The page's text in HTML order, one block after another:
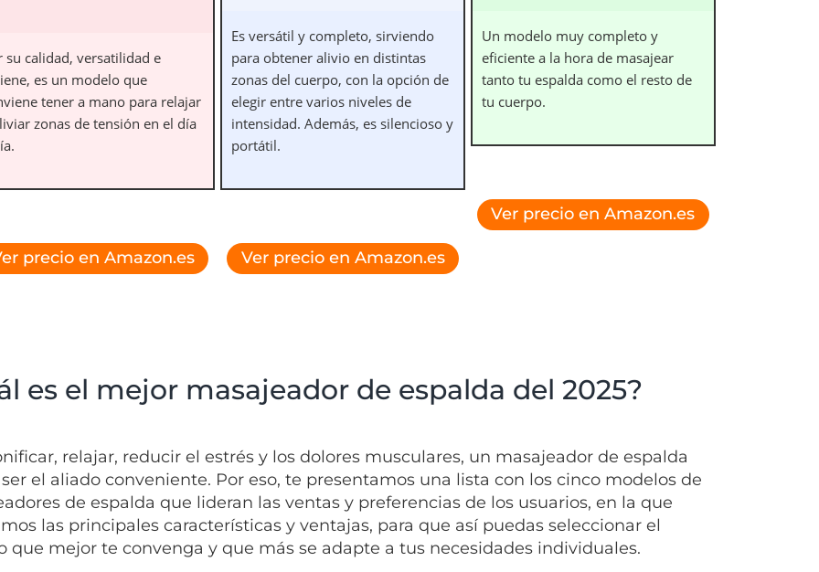
su calidad, versatilidad e
es un modelo que
tener a mano para relajar
zonas de tensión en el día
precio en Amazon.es
Es versátil y completo, sirviendo
para obtener alivio en distintas
zonas del cuerpo, con la opción de
elegir entre varios niveles de
intensidad. Además, es silencioso y
portátil.
Ver precio en Amazon.es
Un modelo muy completo y
eficiente a la hora de masajear
tanto tu espalda como el resto de
tu cuerpo.
Ver precio en Amazon.es
es el mejor masajeador de espalda del 2025?
relajar, reducir el estrés y los dolores musculares, un masajeador de espalda
el aliado conveniente. Por eso, te presentamos una lista con los cinco modelos de
de espalda que lideran las ventas y preferencias de los usuarios, en la que
las principales características y ventajas, para que así puedas seleccionar el
que mejor te convenga y que más se adapte a tus necesidades individuales.